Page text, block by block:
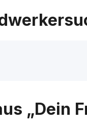
„Dein